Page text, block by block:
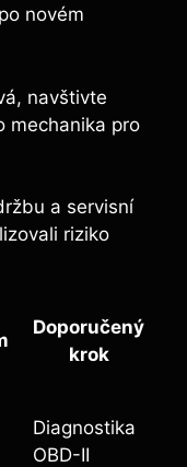
novém
navštivte
mechanika pro
a servisní
riziko
Doporučený
krok
Diagnostika
OBD-II